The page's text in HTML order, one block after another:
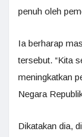
penuh oleh
Ia berharap
tersebut. “Kita
meningkatkan
Negara
Dikatakan dia,